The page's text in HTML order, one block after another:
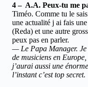
4 – A.A. Peux-tu me
Timéo. Comme tu le
une actualité j ai fais
(Reda) et une autre
peux pas en parler.
— Le Papa Manager.
de musiciens en
j’aurai aussi une
l’instant c’est top secret.